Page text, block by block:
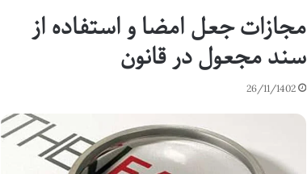
مجازات جعل امضا و استفاده از
سند مجعول در قانون
26/11/1402